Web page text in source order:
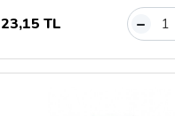
23,15 TL –